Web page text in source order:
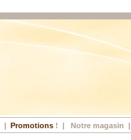
| Promotions ! | Notre magasin |